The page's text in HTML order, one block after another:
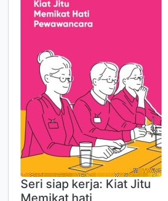
Seri siap kerja: Kiat Jitu
Memikat hati